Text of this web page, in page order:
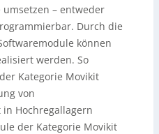
– entweder
Durch die
können
werden. So
Kategorie Movikit
von
Hochregallagern
der Kategorie Movikit